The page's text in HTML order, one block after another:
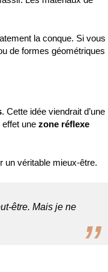
la conque. Si vous
de formes géométriques
. Cette idée viendrait d’une
une zone réflexe
un véritable mieux-être.
être. Mais je ne